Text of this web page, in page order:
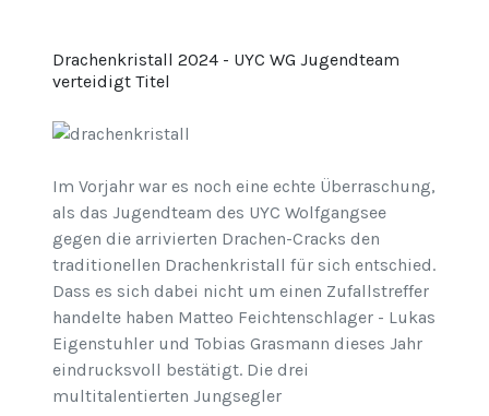
Drachenkristall 2024 - UYC WG Jugendteam
verteidigt Titel
Im Vorjahr war es noch eine echte Überraschung,
als das Jugendteam des UYC Wolfgangsee
gegen die arrivierten Drachen-Cracks den
traditionellen Drachenkristall für sich entschied.
Dass es sich dabei nicht um einen Zufallstreffer
handelte haben Matteo Feichtenschlager - Lukas
Eigenstuhler und Tobias Grasmann dieses Jahr
eindrucksvoll bestätigt. Die drei
multitalentierten Jungsegler